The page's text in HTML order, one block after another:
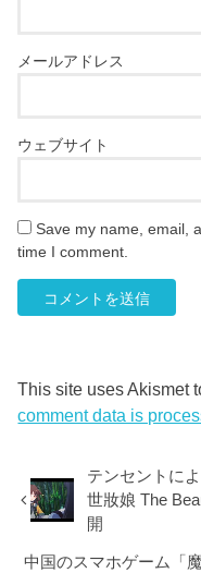
メールアドレス
ウェブサイト
Save my name, email,
time I comment.
This site uses Akismet
comment data is
テンセントに
世妝娘 The
開
中国のスマホゲーム「